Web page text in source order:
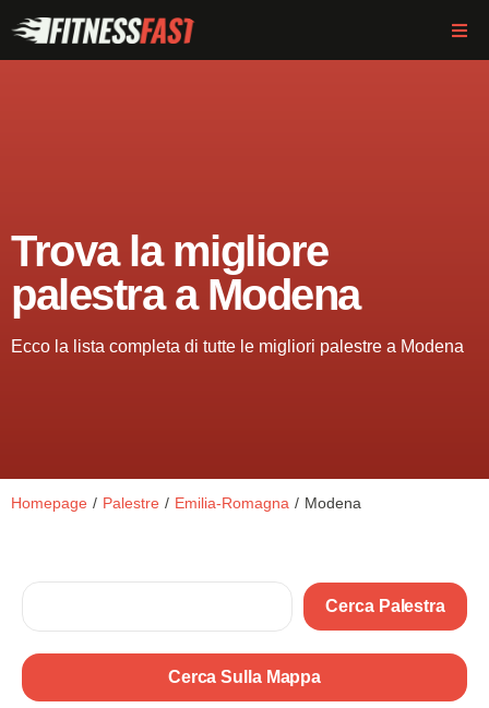
Trova la migliore
palestra a Modena
Ecco la lista completa di tutte le migliori palestre a Modena
Homepage / Palestre / Emilia-Romagna / Modena
Cerca Palestra
Cerca Sulla Mappa